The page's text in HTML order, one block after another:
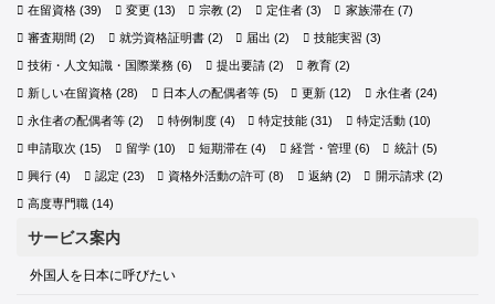
在留資格 (39) 変更 (13) 宗教 (2) 定住者(3) 家族滞在(7)
審査期間 (2) 就労資格証明書(2) 届出 (2) 技能実習 (3)
技術・人文知識・国際業務 (6) 提出要請(2) 教育 (2)
新しい在留資格 (28) 日本人の配偶者等(5) 更新 (12) 永住者(24)
永住者の配偶者等 (2) 特例制度(4) 特定技能 (31) 特定活動(10)
申請取次 (15) 留学(10) 短期滞在 (4) 経営・管理 (6) 統計(5)
興行 (4) 認定 (23) 資格外活動の許可 (8) 返納(2) 開示請求(2)
高度専門職 (14)
サービス案内
外国人を日本に呼びたい